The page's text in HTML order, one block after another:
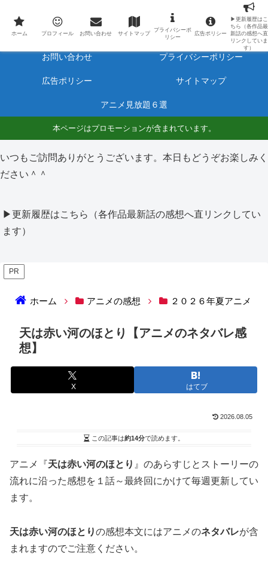
最新アニメのあらすじと感想をネタバレ有りで毎日更新しています。
ホーム プロフィール
お問い合わせ プライバシーポリシー
広告ポリシー サイトマップ
アニメ見放題６選
本ページはプロモーションが含まれています。
いつもご訪問ありがとうございます。本日もどうぞお楽しみく
ださい＾＾
▶更新履歴はこちら（各作品最新話の感想へ直リンクしてい
ます）
PR
ホーム アニメの感想 ２０２６年夏アニメ
天は赤い河のほとり【アニメのネタバレ感
想】
X はてブ
2026.08.05
この記事は約14分で読めます。
アニメ『天は赤い河のほとり 』のあらすじとストーリーの
流れに沿った感想を１話～最終回にかけて毎週更新してい
ます。
天は赤い河のほとりの感想本文にはアニメのネタバレが含
まれますのでご注意ください。
ホーム プロフィール お問い合わせ サイトマップ
プライバシーポ
リシー
広告ポリシー
▶更新履歴はこ
ちら（各作品最
新話の感想へ直
リンクしていま
す）